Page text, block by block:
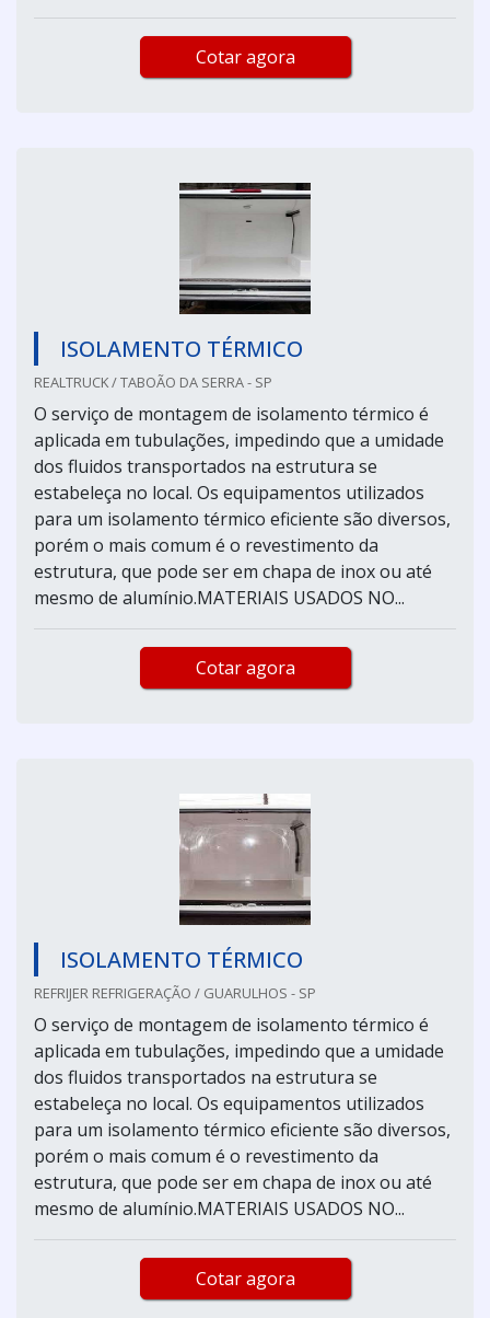
Cotar agora
ISOLAMENTO TÉRMICO
REALTRUCK / TABOÃO DA SERRA - SP
O serviço de montagem de isolamento térmico é
aplicada em tubulações, impedindo que a umidade
dos fluidos transportados na estrutura se
estabeleça no local. Os equipamentos utilizados
para um isolamento térmico eficiente são diversos,
porém o mais comum é o revestimento da
estrutura, que pode ser em chapa de inox ou até
mesmo de alumínio.MATERIAIS USADOS NO...
Cotar agora
ISOLAMENTO TÉRMICO
REFRIJER REFRIGERAÇÃO / GUARULHOS - SP
O serviço de montagem de isolamento térmico é
aplicada em tubulações, impedindo que a umidade
dos fluidos transportados na estrutura se
estabeleça no local. Os equipamentos utilizados
para um isolamento térmico eficiente são diversos,
porém o mais comum é o revestimento da
estrutura, que pode ser em chapa de inox ou até
mesmo de alumínio.MATERIAIS USADOS NO...
Cotar agora